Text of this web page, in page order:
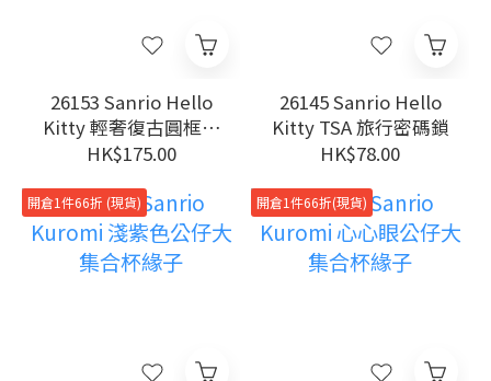
26153 Sanrio Hello
Kitty 輕奢復古圓框太
陽眼鏡
HK$175.00
26145 Sanrio Hello
Kitty TSA 旅行密碼鎖
HK$78.00
開倉1件66折 (現貨) 開倉1件66折(現貨)